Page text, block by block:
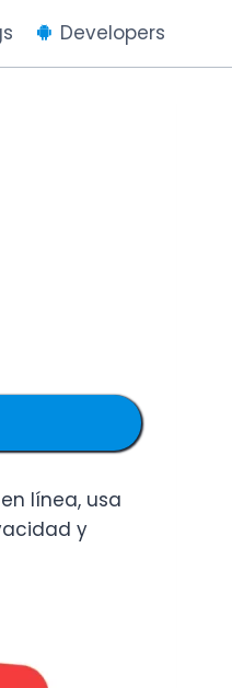
Developers
línea, usa
y